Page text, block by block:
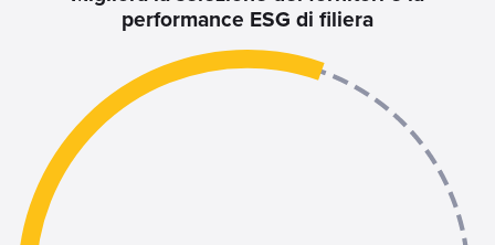
performance ESG di filiera